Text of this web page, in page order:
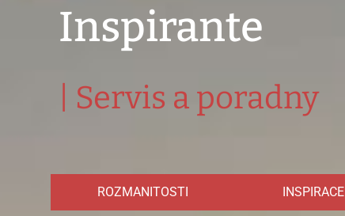
Inspirante
Servis a poradny
ROZMANITOSTI INSPIRACE